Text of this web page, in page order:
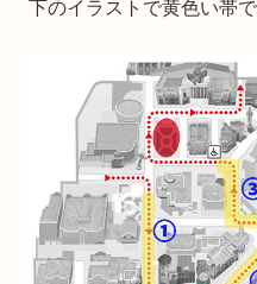
下のイラストで黄色い帯